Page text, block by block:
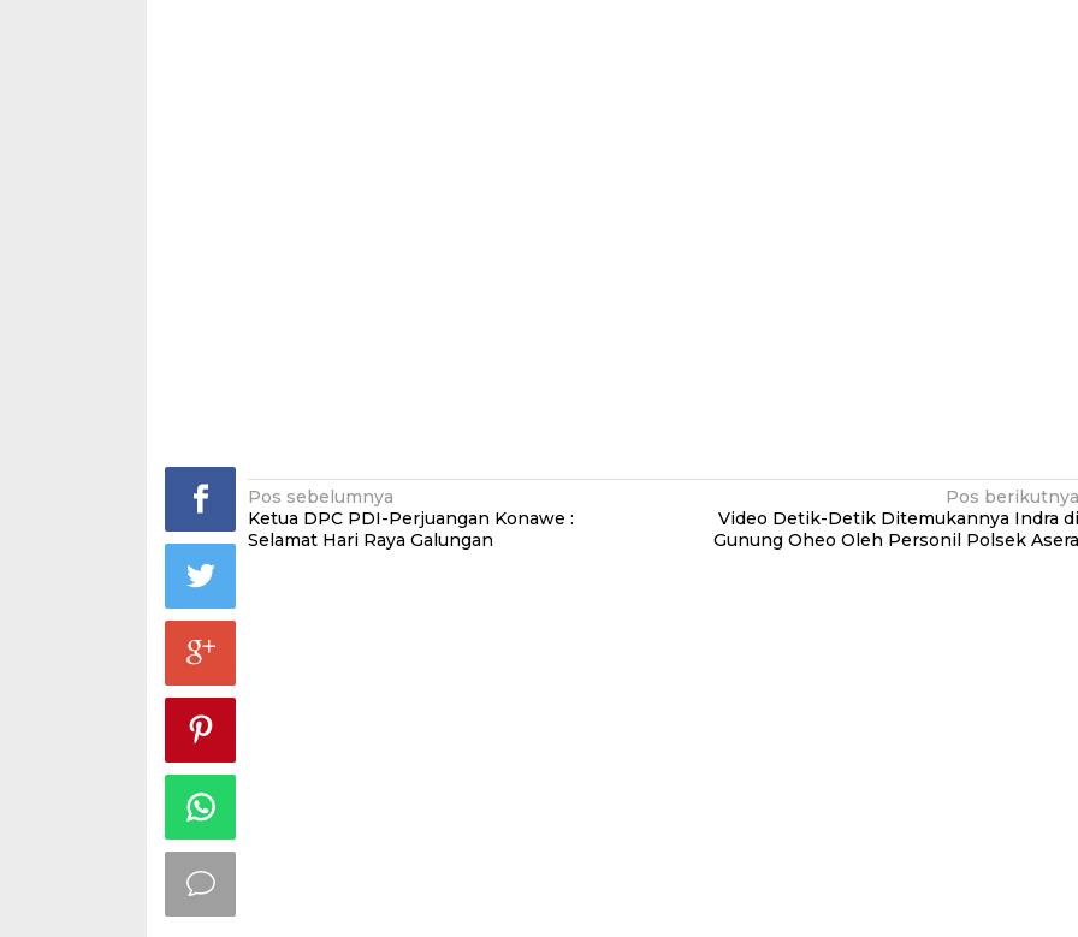
Navigasi
pos
Pos sebelumnya
Ketua DPC PDI-Perjuangan Konawe :
Selamat Hari Raya Galungan
Pos berikutnya
Video Detik-Detik Ditemukannya Indra di
Gunung Oheo Oleh Personil Polsek Asera